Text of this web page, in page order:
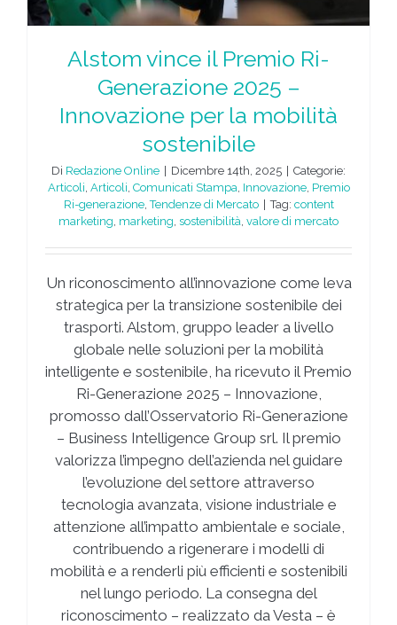
Alstom vince il Premio Ri-
Generazione 2025 –
Innovazione per la mobilità
sostenibile
Di Redazione Online | Dicembre 14th, 2025 | Categorie:
Articoli Articoli Comunicati Stampa Innovazione, Premio
Ri-generazione,Tendenze di Mercato | Tag: content
marketing marketing sostenibilità valore di mercato
Un riconoscimento all’innovazione come leva
strategica per la transizione sostenibile dei
trasporti. Alstom, gruppo leader a livello
globale nelle soluzioni per la mobilità
intelligente e sostenibile, ha ricevuto il Premio
Ri-Generazione 2025 – Innovazione,
promosso dall’Osservatorio Ri-Generazione
– Business Intelligence Group srl. Il premio
valorizza l’impegno dell’azienda nel guidare
l’evoluzione del settore attraverso
tecnologia avanzata, visione industriale e
attenzione all’impatto ambientale e sociale,
contribuendo a rigenerare i modelli di
mobilità e a renderli più efficienti e sostenibili
nel lungo periodo. La consegna del
riconoscimento – realizzato da Vesta – è